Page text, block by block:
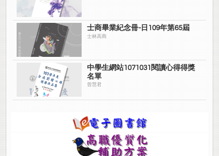
士商畢業紀念冊-日109年第65屆
士林高商
中學生網站1071031閱讀心得得獎
名單
曾慧君